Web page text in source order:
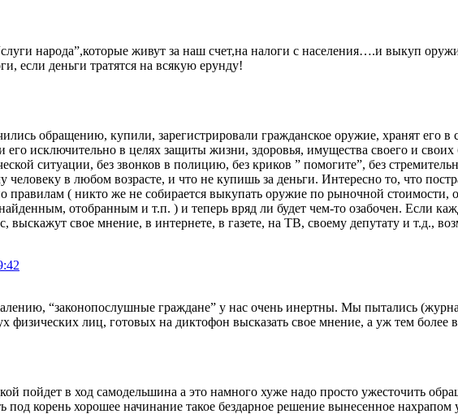
народа”,которые живут за наш счет,на налоги с населения….и выкуп
если деньги тратятся на всякую ерунду!
обращению, купили, зарегистрировали гражданское оружие, хранят его в
исключительно в целях защиты жизни, здоровья, имущества своего и своих
ситуации, без звонков в полицию, без криков ” помогите”, без
в любом возрасте, и что не купишь за деньги. Интересно то, что
правилам ( никто же не собирается выкупать оружие по рыночной стоимости,
отобранным и т.п. ) и теперь вряд ли будет чем-то озабочен. Если
выскажут свое мнение, в интернете, в газете, на ТВ, своему депутату и т.д.,
“законопослушные граждане” у нас очень инертны. Мы пытались
лиц, готовых на диктофон высказать свое мнение, а уж тем более
пойдет в ход самодельшина а это намного хуже надо просто ужесточить
корень хорошее начинание такое бездарное решение вынесенное